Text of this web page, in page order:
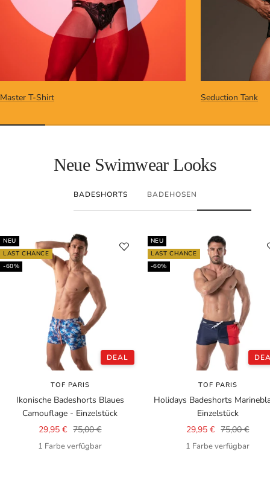
Master T-Shirt Seduction Tank
Neue Swimwear Looks
BADESHORTS BADEHOSEN
NEU
LAST CHANCE
-60%
DEAL
TOF PARIS
Ikonische Badeshorts Blaues
Camouflage - Einzelstück
Angebotspreis
29,95 € Regulärer
Preis
75,00 €
1 Farbe verfügbar
NEU
LAST CHANCE
-60%
TOF PARIS
Holidays Badeshorts
Einzelstück
Angebotspreis
29,95 € Regulärer
Preis
75,00 €
1 Farbe verfügbar